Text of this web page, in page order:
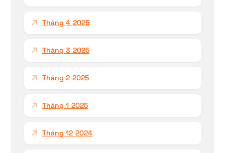
Tháng 4 2025
Tháng 3 2025
Tháng 2 2025
Tháng 1 2025
Tháng 12 2024